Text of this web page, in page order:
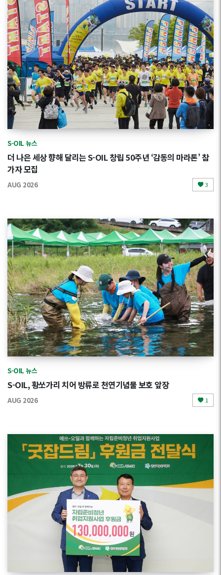
S-OIL 뉴스
더 나은 세상 향해 달리는 S-OIL 창립 50주년 ‘감동의 마라톤’ 참
가자 모집
AUG 2026 3
S-OIL 뉴스
S-OIL, 황쏘가리 치어 방류로 천연기념물 보호 앞장
AUG 2026 1